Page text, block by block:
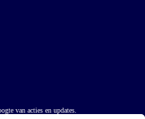
van acties en updates.